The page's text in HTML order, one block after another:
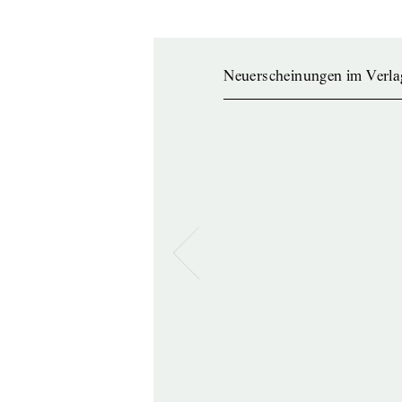
Neuerscheinungen im